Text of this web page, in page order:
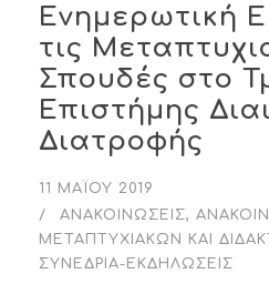
Ενημερωτική
τις
Σπουδές στο
Επιστήμης
Διατροφής
11 ΜΑΪ́ΟΥ 2019
ΑΝΑΚΟΙΝΏΣΕΙΣ,
ΜΕΤΑΠΤΥΧΙΑΚΏΝ ΚΑΙ
ΣΥΝΈΔΡΙΑ-ΕΚΔΗΛΏΣΕΙΣ